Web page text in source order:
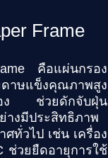
Frame
คือแผ่นกรอง
าษแข็งคุณภาพสูง
อง ช่วยดักจับฝุ่น
างมีประสิทธิภาพ
ศทั่วไป เช่น เครื่อง
ช่วยยืดอายุการใช้